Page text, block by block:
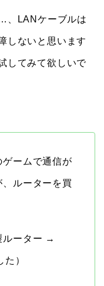
、LANケーブルは
しないと思います
してみて欲しいで
ームで通信が
ルーターを買
ルーター →
）